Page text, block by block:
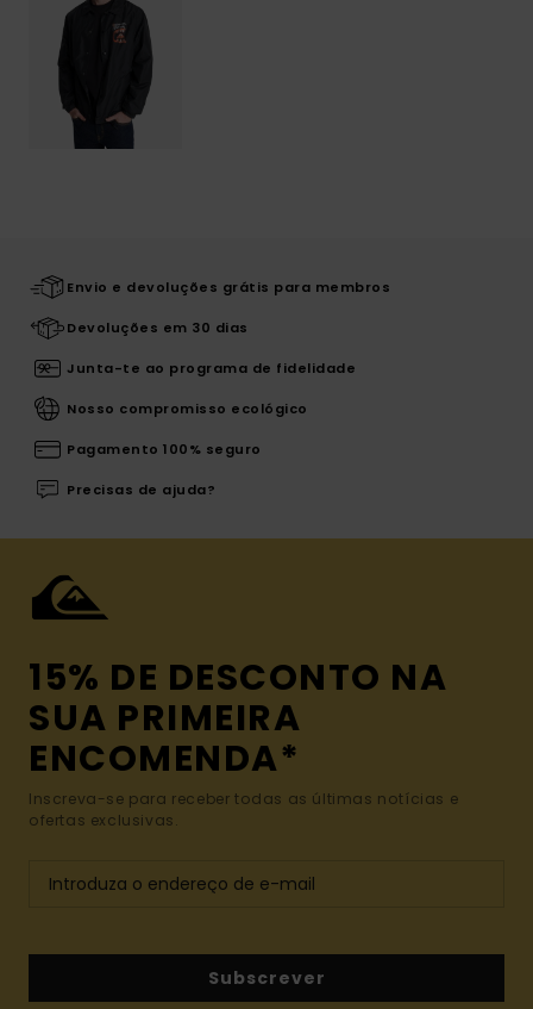
Envio e devoluções grátis para membros
Devoluções em 30 dias
Junta-te ao programa de fidelidade
Nosso compromisso ecológico
Pagamento 100% seguro
Precisas de ajuda?
15% DE DESCONTO NA
SUA PRIMEIRA
ENCOMENDA*
Inscreva-se para receber todas as últimas notícias e
ofertas exclusivas.
Subscrever